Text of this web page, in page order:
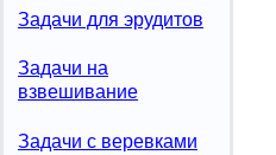
Задачи для эрудитов
Задачи на
взвешивание
Задачи с веревками